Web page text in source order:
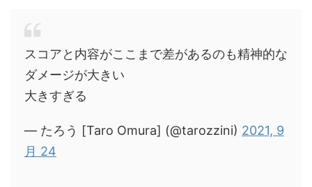
スコアと内容がここまで差があるのも精神的な
ダメージが大きい
大きすぎる
— たろう [Taro Omura] (@tarozzini) 2021, 9
月 24